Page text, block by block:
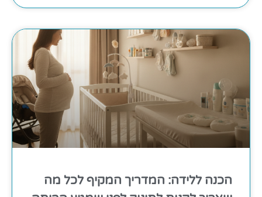
הכנה ללידה: המדריך המקיף לכל מה